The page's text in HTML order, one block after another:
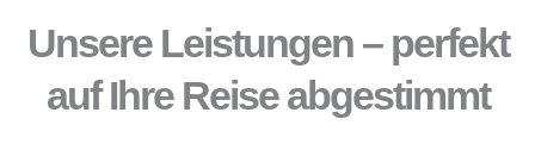
Unsere Leistungen – perfekt
auf Ihre Reise abgestimmt